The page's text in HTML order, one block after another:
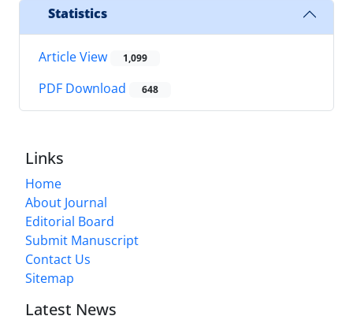
Statistics
Article View 1,099
PDF Download 648
Links
Home
About Journal
Editorial Board
Submit Manuscript
Contact Us
Sitemap
Latest News